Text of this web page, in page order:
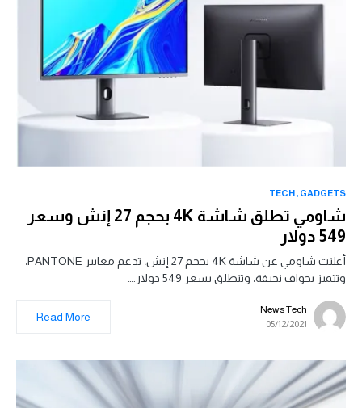
GADGETS
TECH
شاومي تطلق شاشة 4K بحجم 27 إنش وسعر
549 دولار
أعلنت شاومي عن شاشة 4K بحجم 27 إنش، تدعم معايير PANTONE،
وتتميز بحواف نحيفة، وتنطلق بسعر 549 دولار.…
News Tech
05/12/2021
Read More